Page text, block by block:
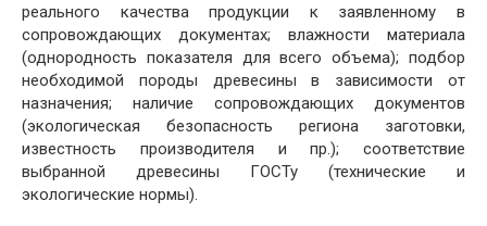
реального качества продукции к заявленному в
сопровождающих документах; влажности материала
(однородность показателя для всего объема); подбор
необходимой породы древесины в зависимости от
назначения; наличие сопровождающих документов
(экологическая безопасность региона заготовки,
известность производителя и пр.); соответствие
выбранной древесины ГОСТу (технические и
экологические нормы).